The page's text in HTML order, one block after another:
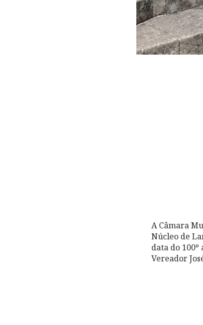
A Câmara
Núcleo de
data do
Vereador